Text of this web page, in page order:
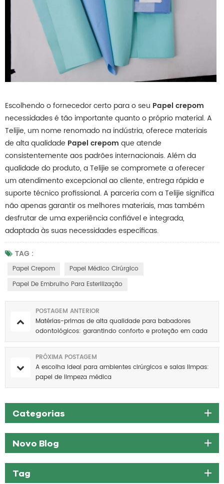
Escolhendo o fornecedor certo para o seu Papel crepom
necessidades é tão importante quanto o próprio material. A
Telijie, um nome renomado na indústria, oferece materiais
de alta qualidade Papel crepom que atende
consistentemente aos padrões internacionais. Além da
qualidade do produto, a Telijie se compromete a oferecer
um atendimento excepcional ao cliente, entrega rápida e
suporte técnico profissional. A parceria com a Telijie significa
não apenas garantir os melhores materiais, mas também
desfrutar de uma experiência confiável e integrada,
adaptada às suas necessidades específicas.
TAG :
Papel Crepom
Papel Médico Cirúrgico
Papel De Embrulho Para Esterilização
POSTAGEM ANTERIOR
Matérias-primas de alta qualidade para babadores
odontológicos: garantindo conforto e proteção em cada
visita
PRÓXIMA POSTAGEM
A escolha ideal para ambientes cirúrgicos e salas limpas:
papel de limpeza médica
Categorias
Novo Blog
Tag